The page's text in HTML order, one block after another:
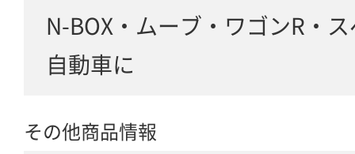
N-BOX・ムーブ・ワゴンR・
自動車に
その他商品情報